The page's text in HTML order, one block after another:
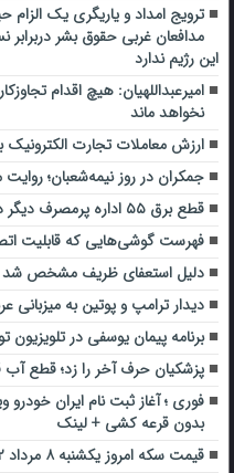
ترویج امداد و یاریگری یک
مدافعان غربی حقوق بشر
این رژیم ندارد
امیرعبداللهیان: هیچ اقدام
نخواهد ماند
ارزش معاملات تجارت الکترونیک به ۳۴۶۷ همت
جمکران در روز نیمه‌شعبان؛
قطع برق ۵۵ اداره پرمصرف دیگر در پایتخت
فهرست گوشی‌هایی که قابلیت
دلیل استعفای ظریف مشخص شد
دیدار ترامپ و پوتین به
برنامه پیمان یوسفی در تلویزیون
پزشکیان حرف آخر را زد؛ قطع
بدون قرعه کشی + لینک
قیمت سکه امروز یکشنبه ۸ مرداد ۱۴۰۲